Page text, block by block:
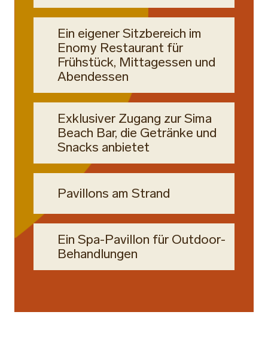
Ein eigener Sitzbereich im
Enomy Restaurant für
Frühstück, Mittagessen und
Abendessen
Exklusiver Zugang zur Sima
Beach Bar, die Getränke und
Snacks anbietet
Pavillons am Strand
Ein Spa-Pavillon für Outdoor-
Behandlungen